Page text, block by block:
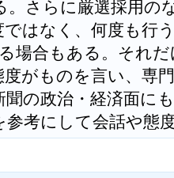
。さらに厳選採用の
ではなく、何度も行
場合もある。それ
度がものを言い、専
聞の政治・経済面に
参考にして会話や態